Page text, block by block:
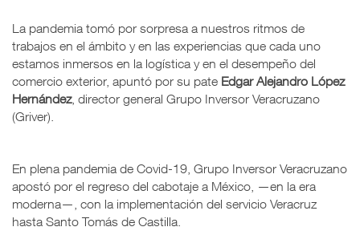
La pandemia tomó por sorpresa a nuestros ritmos de
trabajos en el ámbito y en las experiencias que cada uno
estamos inmersos en la logística y en el desempeño del
comercio exterior, apuntó por su pate Edgar Alejandro López
Hernández, director general Grupo Inversor Veracruzano
(Griver).
En plena pandemia de Covid-19, Grupo Inversor Veracruzano
apostó por el regreso del cabotaje a México, —en la era
moderna—, con la implementación del servicio Veracruz
hasta Santo Tomás de Castilla.